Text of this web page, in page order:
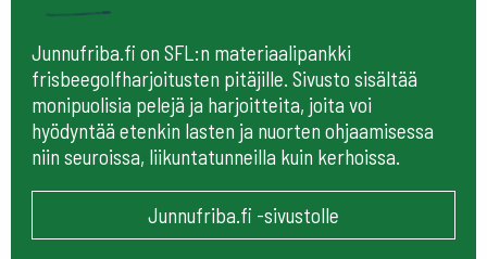
Junnufriba.fi on SFL:n materiaalipankki
frisbeegolfharjoitusten pitäjille. Sivusto sisältää
monipuolisia pelejä ja harjoitteita, joita voi
hyödyntää etenkin lasten ja nuorten ohjaamisessa
niin seuroissa, liikuntatunneilla kuin kerhoissa.
Junnufriba.fi -sivustolle